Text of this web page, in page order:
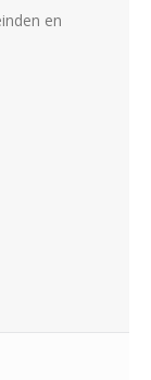
en